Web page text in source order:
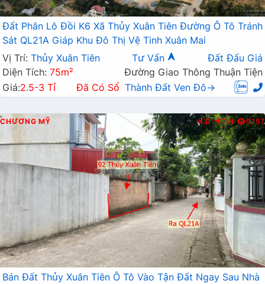
Đất Phân Lô Đồi K6 Xã Thủy Xuân Tiên Đường Ô Tô Tránh
Sát QL21A Giáp Khu Đô Thị Vệ Tinh Xuân Mai
Vị Trí: Thủy Xuân Tiên Tư Vấn
Đất Đấu Giá
Diện Tích: 75m²
Đường Giao Thông Thuận Tiện
Giá:2.5-3 Tỉ Đã Có Sổ Thành Đất Ven Đô→
CHƯƠNG MỸ K.D T.N 5157
Bán Đất Thủy Xuân Tiên Ô Tô Vào Tận Đất Ngay Sau Nhà